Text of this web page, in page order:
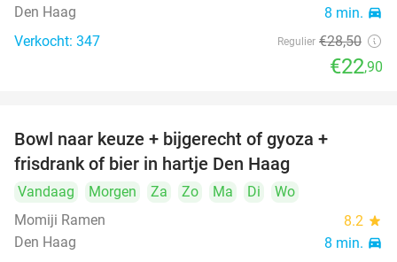
Den Haag 8 min. directions_car
Verkocht: 347 Regulier €28,50
€22,90
Bowl naar keuze + bijgerecht of gyoza +
frisdrank of bier in hartje Den Haag
Vandaag Morgen Za Zo Ma Di
Wo
Momiji Ramen
8.2 star
Den Haag 8 min. directions_car